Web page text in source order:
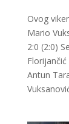
Ovog
Mario
2:0 (2:0)
Antun